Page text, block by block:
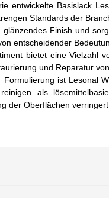
entwickelte Basislack
Standards der
Finish und
entscheidender
bietet eine Vielzahl
und Reparatur
ist Lesonal
als
der Oberflächen verringert.